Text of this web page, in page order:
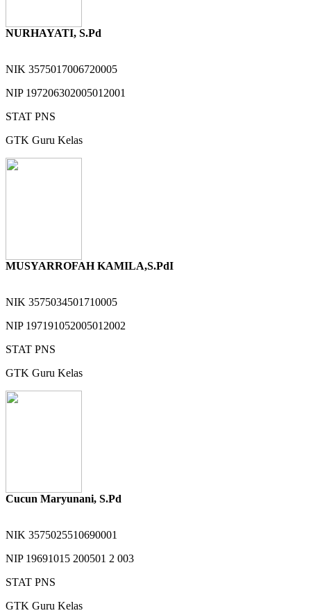
NURHAYATI, S.Pd
NIK 3575017006720005
NIP 197206302005012001
STAT PNS
GTK Guru Kelas
MUSYARROFAH KAMILA,S.PdI
NIK 3575034501710005
NIP 197191052005012002
STAT PNS
GTK Guru Kelas
Cucun Maryunani, S.Pd
NIK 3575025510690001
NIP 19691015 200501 2 003
STAT PNS
GTK Guru Kelas